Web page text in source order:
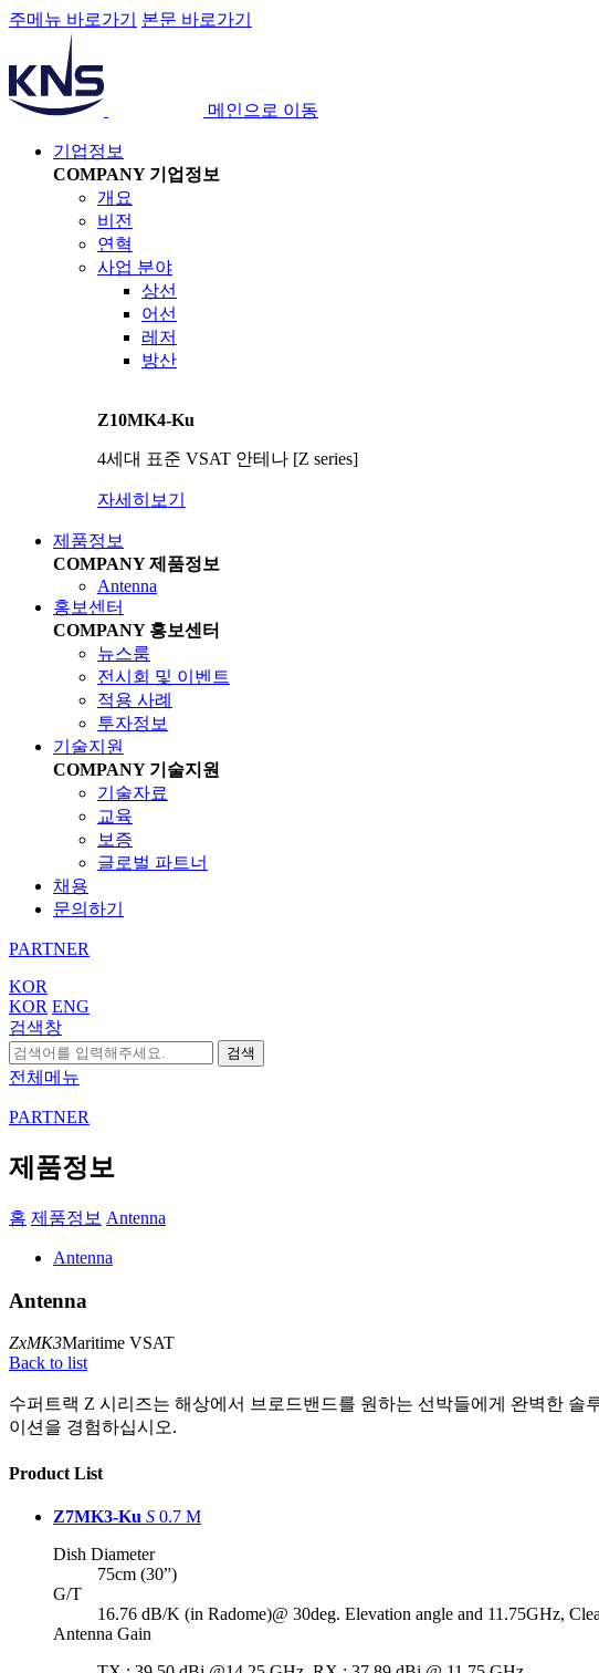
주메뉴 바로가기 본문 바로가기
메인으로 이동
기업정보
COMPANY기업정보
개요
비전
연혁
사업 분야
상선
어선
레저
방산
Z10MK4-Ku
4세대 표준 VSAT 안테나 [Z series]
자세히보기
제품정보
COMPANY제품정보
Antenna
홍보센터
COMPANY홍보센터
뉴스룸
전시회 및 이벤트
적용 사례
투자정보
기술지원
COMPANY기술지원
기술자료
교육
보증
글로벌 파트너
채용
문의하기
PARTNER
KOR
KOR ENG
검색창
검색
전체메뉴
PARTNER
제품정보
홈 제품정보 Antenna
Antenna
Antenna
ZxMK3Maritime VSAT
Back to list
수퍼트랙 Z 시리즈는 해상에서 브로드밴드를 원하는 선박들에게 완벽한 솔
이션을 경험하십시오.
Product List
Z7MK3-Ku S 0.7 M
Dish Diameter
75cm (30”)
G/T
16.76 dB/K (in Radome)@ 30deg. Elevation angle and 11.75GHz,
Antenna Gain